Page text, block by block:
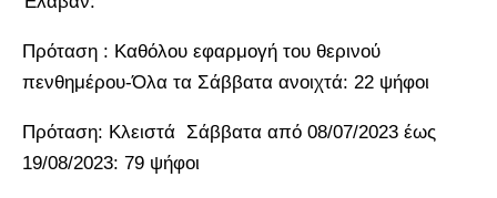
Πρόταση : Καθόλου εφαρμογή του θερινού
πενθημέρου-Όλα τα Σάββατα ανοιχτά: 22 ψήφοι
Πρόταση: Κλειστά Σάββατα από 08/07/2023 έως
19/08/2023: 79 ψήφοι